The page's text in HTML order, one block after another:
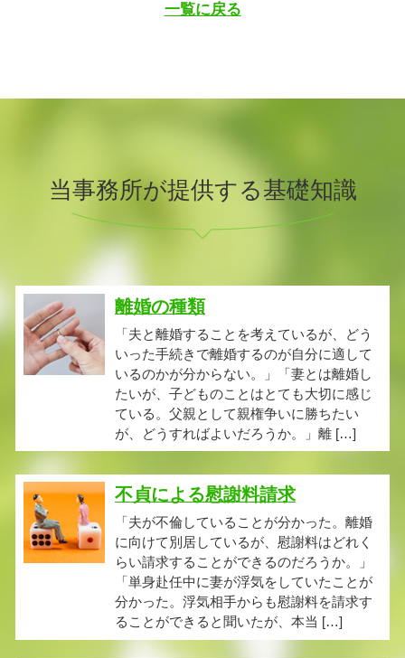
一覧に戻る
当事務所が提供する基礎知識
離婚の種類
「夫と離婚することを考えているが、どう
いった手続きで離婚するのが自分に適して
いるのかが分からない。」「妻とは離婚し
たいが、子どものことはとても大切に感じ
ている。父親として親権争いに勝ちたい
が、どうすればよいだろうか。」離 […]
不貞による慰謝料請求
「夫が不倫していることが分かった。離婚
に向けて別居しているが、慰謝料はどれく
らい請求することができるのだろうか。」
「単身赴任中に妻が浮気をしていたことが
分かった。浮気相手からも慰謝料を請求す
ることができると聞いたが、本当 […]